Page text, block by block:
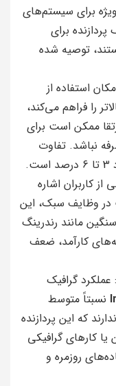
برای سیستم‌های
برای
توصیه شده
استفاده از
را فراهم می‌کند،
ممکن است برای
نباشد. تفاوت
از کاربران اشاره
در وظایف سبک، این
مانند رندرینگ
کارآمد، ضعف
: عملکرد گرافیک
نسبتاً متوسط
که این پردازنده
کارهای گرافیکی
روزمره و